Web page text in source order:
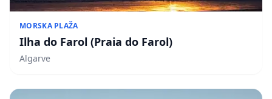
MORSKA PLAŽA
Ilha do Farol (Praia do Farol)
Algarve